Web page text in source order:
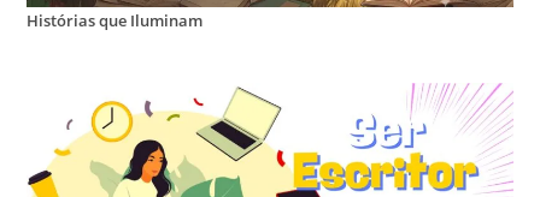
Histórias que Iluminam